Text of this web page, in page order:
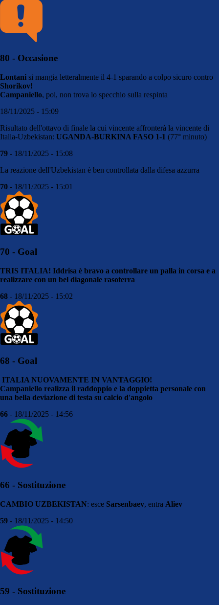
80 - Occasione
Lontani si mangia letteralmente il 4-1 sparando a colpo sicuro contro
Shorikov!
Campaniello, poi, non trova lo specchio sulla respinta
18/11/2025 - 15:09
Risultato dell'ottavo di finale la cui vincente affronterà la vincente di
Italia-Uzbekistan: UGANDA-BURKINA FASO 1-1 (77° minuto)
79 - 18/11/2025 - 15:08
La reazione dell'Uzbekistan è ben controllata dalla difesa azzurra
70 - 18/11/2025 - 15:01
70 - Goal
TRIS ITALIA! Iddrisa è bravo a controllare un palla in corsa e a
realizzare con un bel diagonale rasoterra
68 - 18/11/2025 - 15:02
68 - Goal
ITALIA NUOVAMENTE IN VANTAGGIO!
Campaniello realizza il raddoppio e la doppietta personale con
una bella deviazione di testa su calcio d'angolo
66 - 18/11/2025 - 14:56
66 - Sostituzione
CAMBIO UZBEKISTAN: esce Sarsenbaev, entra Aliev
59 - 18/11/2025 - 14:50
59 - Sostituzione